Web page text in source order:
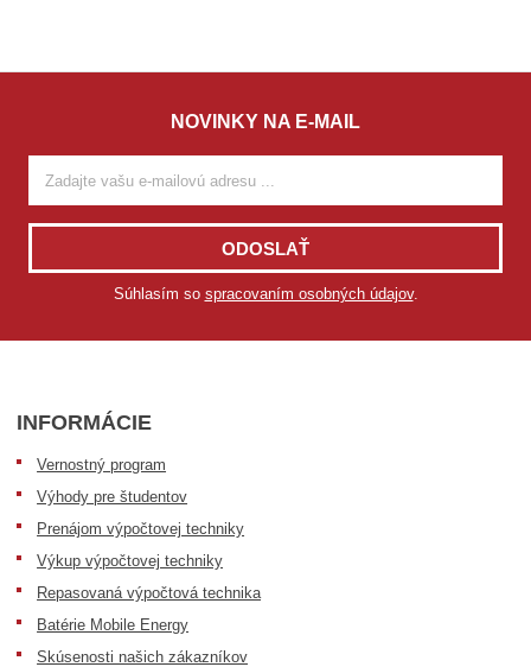
NOVINKY NA E-MAIL
ODOSLAŤ
Súhlasím so spracovaním osobných údajov.
INFORMÁCIE
Vernostný program
Výhody pre študentov
Prenájom výpočtovej techniky
Výkup výpočtovej techniky
Repasovaná výpočtová technika
Batérie Mobile Energy
Skúsenosti našich zákazníkov